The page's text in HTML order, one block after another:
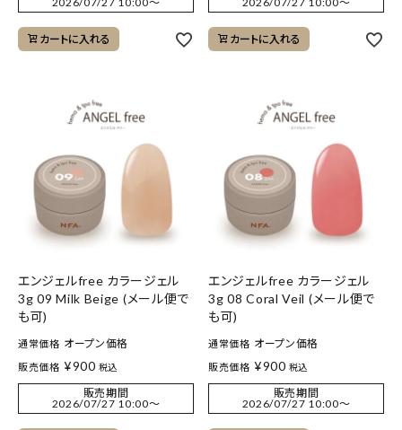
カートに入れる カートに入れる
エンジェルfree カラージェル
3g 09 Milk Beige (メール便で
も可)
通常価格 オープン価格
販売価格 ¥900 税込
販売期間
2026/07/27 10:00〜
エンジェルfree カラージェル
3g 08 Coral Veil (メール便で
も可)
通常価格 オープン価格
販売価格 ¥900 税込
販売期間
2026/07/27 10:00〜